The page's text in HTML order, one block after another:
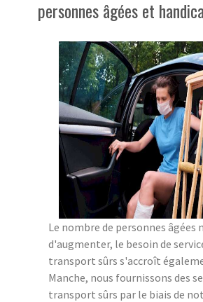
personnes âgées et
Le nombre de personnes âgées
d'augmenter, le besoin de
transport sûrs s'accroît
Manche, nous fournissons des
transport sûrs par le biais de